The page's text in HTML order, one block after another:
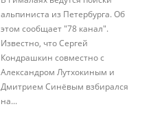
альпиниста из Петербурга. Об
этом сообщает "78 канал".
Известно, что Сергей
Кондрашкин совместно с
Александром Лутхокиным и
Дмитрием Синёвым взбирался
на...